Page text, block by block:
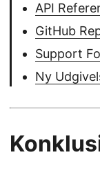
API
GitHub
Support
Ny